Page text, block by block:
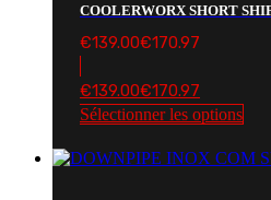
COOLERWORX SHORT
€139.00€170.97
€139.00€170.97
Sélectionner les options